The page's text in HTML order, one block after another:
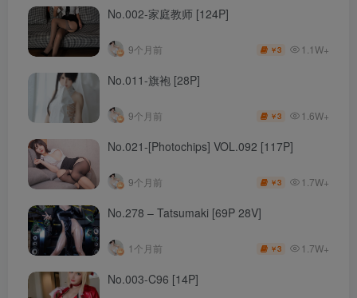
No.002-家庭教师 [124P]
9个月前 ￥3 1.1W+
No.011-旗袍 [28P]
9个月前 ￥3 1.6W+
No.021-[Photochips] VOL.092 [117P]
9个月前 ￥3 1.7W+
No.278 – Tatsumaki [69P 28V]
1个月前 ￥3 1.7W+
No.003-C96 [14P]